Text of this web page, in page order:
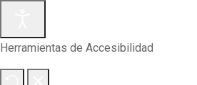
Herramientas de Accesibilidad